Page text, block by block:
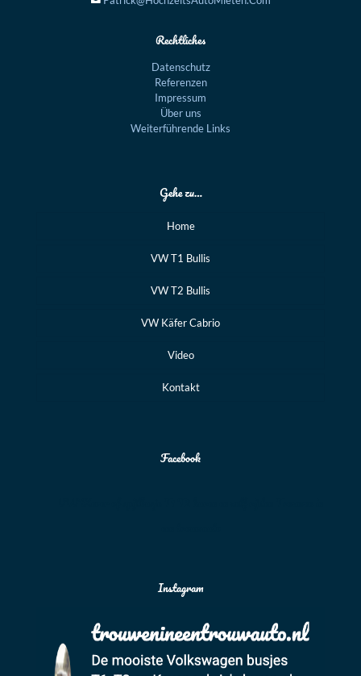
Rechtliches
Datenschutz
Referenzen
Impressum
Über uns
Weiterführende Links
Gehe zu…
Home
VW T1 Bullis
VW T2 Bullis
VW Käfer Cabrio
Video
Kontakt
Facebook
Instagram